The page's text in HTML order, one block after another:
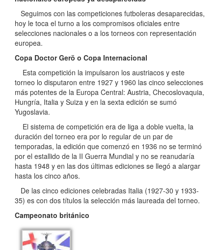
Seguimos con las competiciones futboleras desaparecidas,
hoy le toca el turno a los compromisos oficiales entre
selecciones nacionales o a los torneos con representación
europea.
Copa Doctor Gerö o Copa Internacional
Esta competición la impulsaron los austriacos y este
torneo lo disputaron entre 1927 y 1960 las cinco selecciones
más potentes de la Europa Central: Austria, Checoslovaquia,
Hungría, Italia y Suiza y en la sexta edición se sumó
Yugoslavia.
El sistema de competición era de liga a doble vuelta, la
duración del torneo era por lo regular de un par de
temporadas, la edición que comenzó en 1936 no se terminó
por el estallido de la II Guerra Mundial y no se reanudaría
hasta 1948 y en las dos últimas ediciones se llegó a alargar
hasta los cinco años.
De las cinco ediciones celebradas Italia (1927-30 y 1933-
35) es con dos títulos la selección más laureada del torneo.
Campeonato británico